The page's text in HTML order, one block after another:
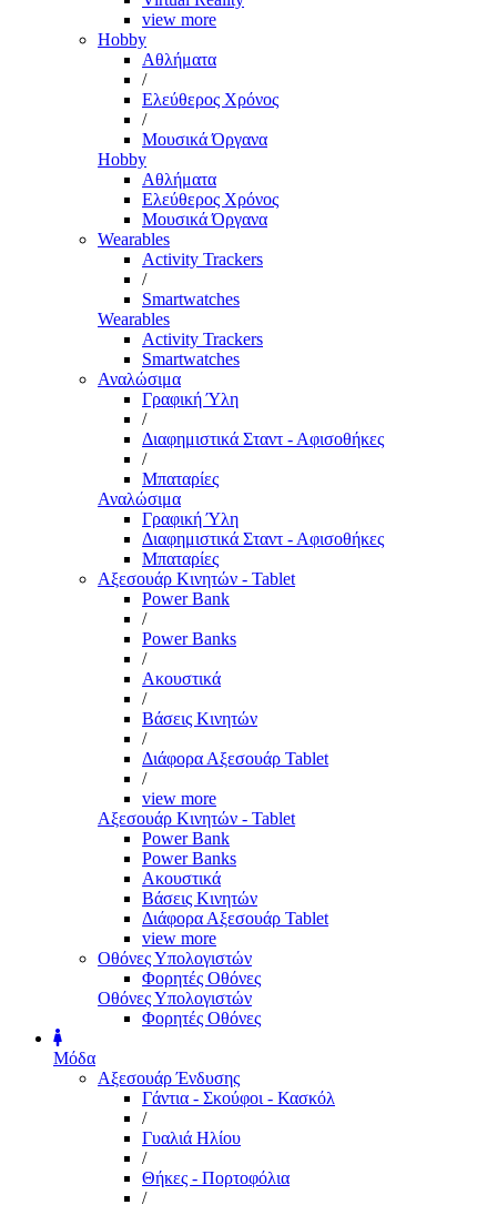
view more
Hobby
Αθλήματα
/
Ελεύθερος Χρόνος
/
Μουσικά Όργανα
Hobby
Αθλήματα
Ελεύθερος Χρόνος
Μουσικά Όργανα
Wearables
Activity Trackers
/
Smartwatches
Wearables
Activity Trackers
Smartwatches
Αναλώσιμα
Γραφική Ύλη
/
Διαφημιστικά Σταντ - Αφισοθήκες
/
Μπαταρίες
Αναλώσιμα
Γραφική Ύλη
Διαφημιστικά Σταντ - Αφισοθήκες
Μπαταρίες
Αξεσουάρ Κινητών - Tablet
Power Bank
/
Power Banks
/
Ακουστικά
/
Βάσεις Κινητών
/
Διάφορα Αξεσουάρ Tablet
/
view more
Αξεσουάρ Κινητών - Tablet
Power Bank
Power Banks
Ακουστικά
Βάσεις Κινητών
Διάφορα Αξεσουάρ Tablet
view more
Οθόνες Υπολογιστών
Φορητές Οθόνες
Οθόνες Υπολογιστών
Φορητές Οθόνες
Μόδα
Αξεσουάρ Ένδυσης
Γάντια - Σκούφοι - Κασκόλ
/
Γυαλιά Ηλίου
/
Θήκες - Πορτοφόλια
/